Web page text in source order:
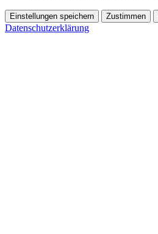
Einstellungen speichern Zustimmen
Datenschutzerklärung